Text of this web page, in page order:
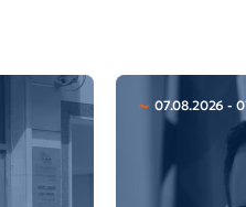
07.08.2026 -